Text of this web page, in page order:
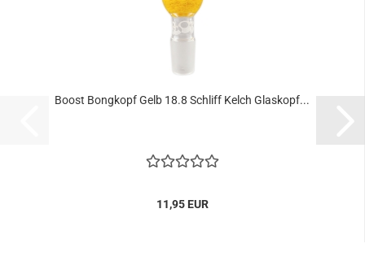
Boost Bongkopf Gelb 18.8 Schliff Kelch Glaskopf...
11,95 EUR